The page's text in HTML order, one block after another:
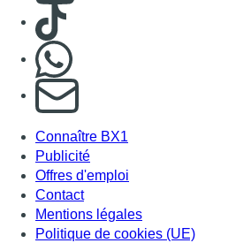
Consulter TikTok
S'abonner à notre newsletter
Connaître BX1
Publicité
Offres d'emploi
Contact
Mentions légales
Politique de cookies (UE)